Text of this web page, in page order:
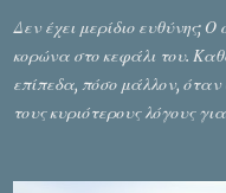
Δεν έχει μερίδιο ευθύνης;
κορώνα στο κεφάλι του.
επίπεδα, πόσο μάλλον,
τους κυριότερους λόγους